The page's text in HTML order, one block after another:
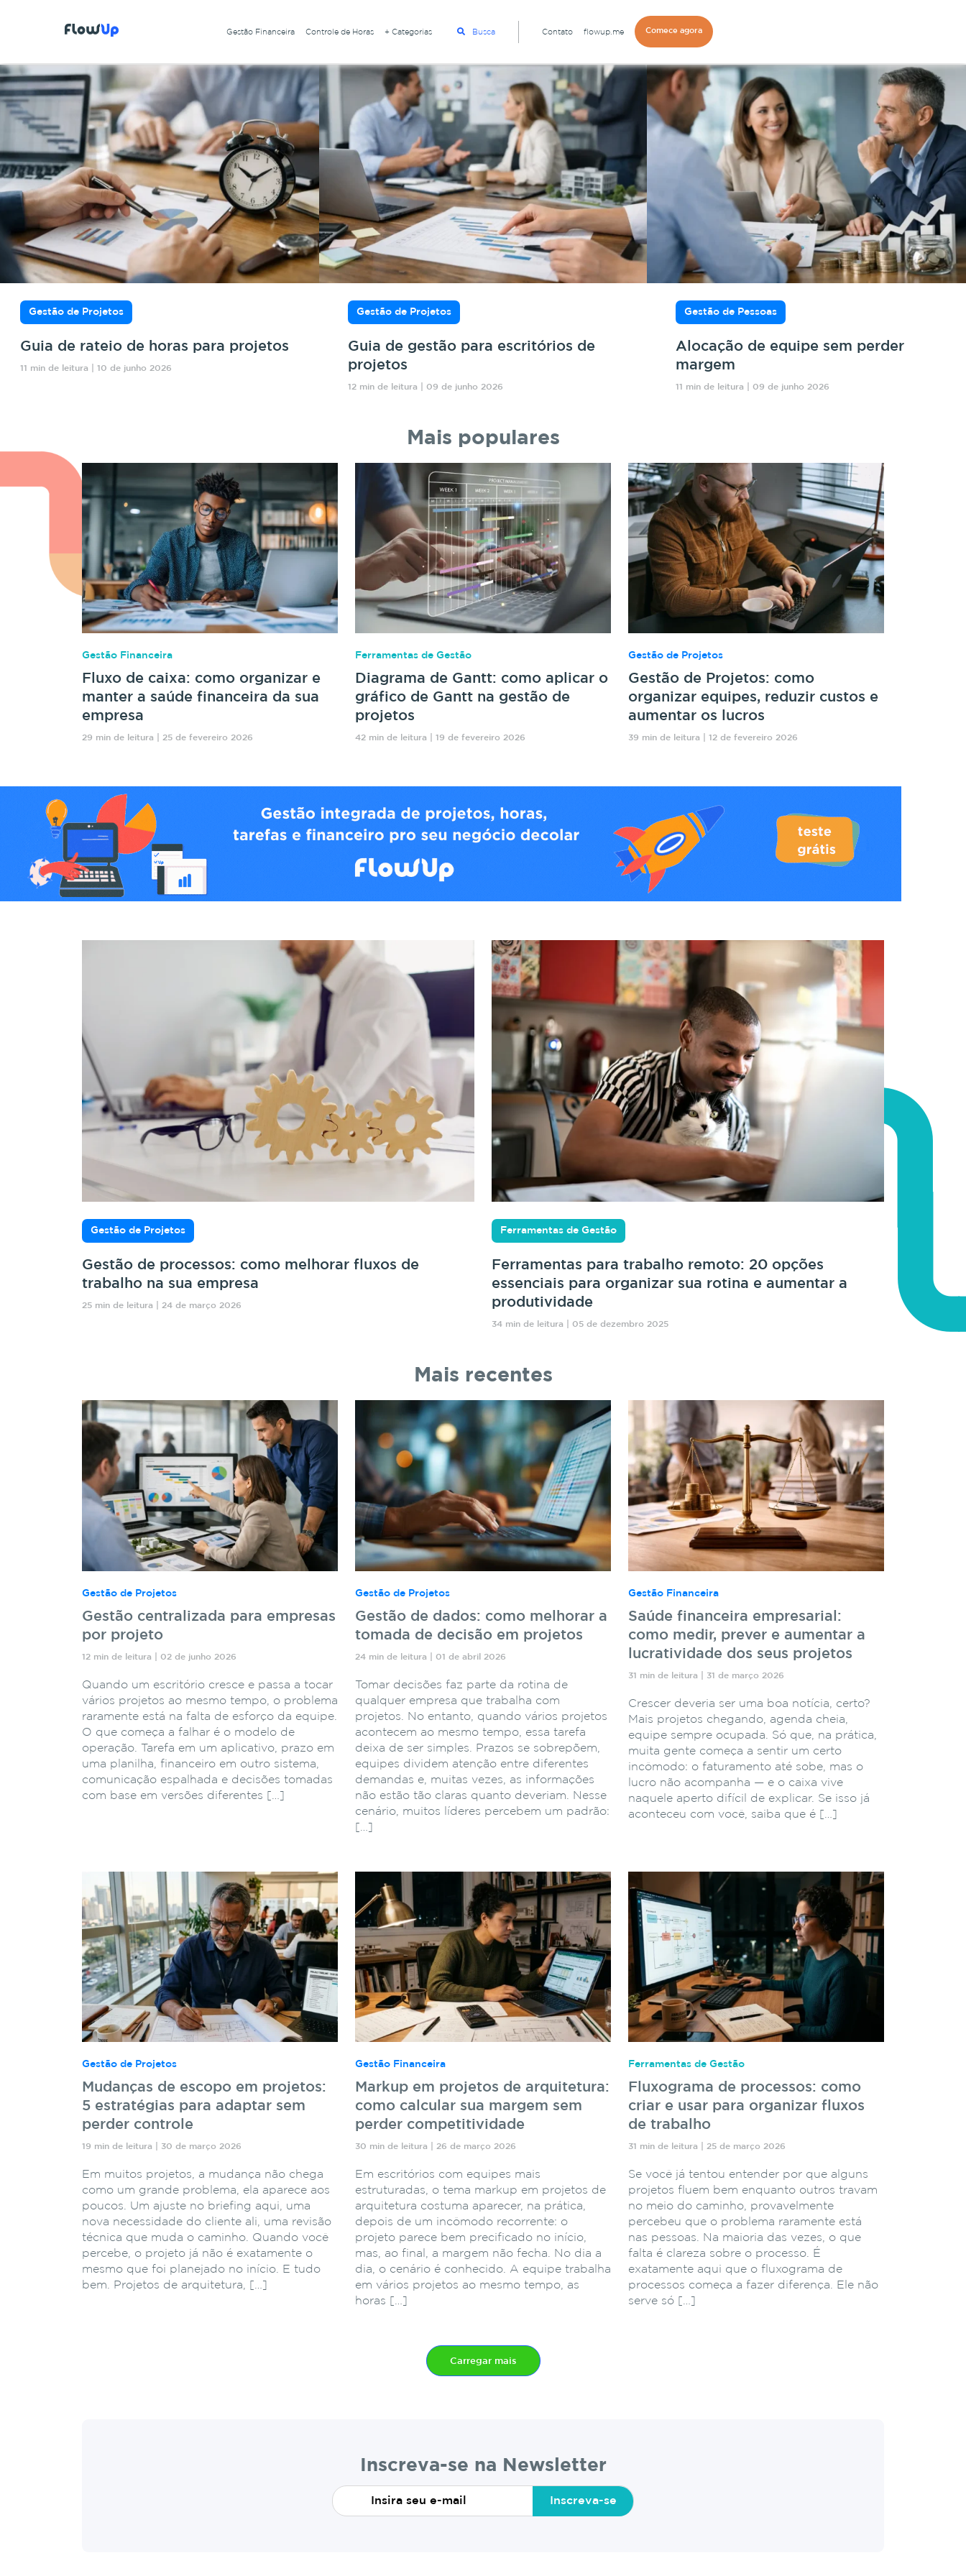
Gestão Financeira Controle de Horas + Categorias Busca Contato flowup.me Comece agora
Gestão de Projetos
Guia de rateio de horas para projetos
11 min de leitura | 10 de junho 2026
Gestão de Projetos
Guia de gestão para escritórios de
projetos
12 min de leitura | 09 de junho 2026
Gestão de Pessoas
Alocação de equipe sem perder
margem
11 min de leitura | 09 de junho 2026
Mais populares
Gestão Financeira
Fluxo de caixa: como organizar e
manter a saúde financeira da sua
empresa
29 min de leitura | 25 de fevereiro 2026
Ferramentas de Gestão
Diagrama de Gantt: como aplicar o
gráfico de Gantt na gestão de
projetos
42 min de leitura | 19 de fevereiro 2026
Gestão de Projetos
Gestão de Projetos: como
organizar equipes, reduzir custos e
aumentar os lucros
39 min de leitura | 12 de fevereiro 2026
Gestão de Projetos
Gestão de processos: como melhorar fluxos de
trabalho na sua empresa
25 min de leitura | 24 de março 2026
Ferramentas de Gestão
Ferramentas para trabalho remoto: 20 opções
essenciais para organizar sua rotina e aumentar a
produtividade
34 min de leitura | 05 de dezembro 2025
Mais recentes
Gestão de Projetos
Gestão centralizada para empresas
por projeto
12 min de leitura | 02 de junho 2026
Quando um escritório cresce e passa a tocar
vários projetos ao mesmo tempo, o problema
raramente está na falta de esforço da equipe.
O que começa a falhar é o modelo de
operação. Tarefa em um aplicativo, prazo em
uma planilha, financeiro em outro sistema,
comunicação espalhada e decisões tomadas
com base em versões diferentes […]
Gestão de Projetos
Gestão de dados: como melhorar a
tomada de decisão em projetos
24 min de leitura | 01 de abril 2026
Tomar decisões faz parte da rotina de
qualquer empresa que trabalha com
projetos. No entanto, quando vários projetos
acontecem ao mesmo tempo, essa tarefa
deixa de ser simples. Prazos se sobrepõem,
equipes dividem atenção entre diferentes
demandas e, muitas vezes, as informações
não estão tão claras quanto deveriam. Nesse
cenário, muitos líderes percebem um padrão:
[…]
Gestão Financeira
Saúde financeira empresarial:
como medir, prever e aumentar a
lucratividade dos seus projetos
31 min de leitura | 31 de março 2026
Crescer deveria ser uma boa notícia, certo?
Mais projetos chegando, agenda cheia,
equipe sempre ocupada. Só que, na prática,
muita gente começa a sentir um certo
incômodo: o faturamento até sobe, mas o
lucro não acompanha — e o caixa vive
naquele aperto difícil de explicar. Se isso já
aconteceu com você, saiba que é […]
Gestão de Projetos
Mudanças de escopo em projetos:
5 estratégias para adaptar sem
perder controle
19 min de leitura | 30 de março 2026
Em muitos projetos, a mudança não chega
como um grande problema, ela aparece aos
poucos. Um ajuste no briefing aqui, uma
nova necessidade do cliente ali, uma revisão
técnica que muda o caminho. Quando você
percebe, o projeto já não é exatamente o
mesmo que foi planejado no início. E tudo
bem. Projetos de arquitetura, […]
Gestão Financeira
Markup em projetos de arquitetura:
como calcular sua margem sem
perder competitividade
30 min de leitura | 26 de março 2026
Em escritórios com equipes mais
estruturadas, o tema markup em projetos de
arquitetura costuma aparecer, na prática,
depois de um incômodo recorrente: o
projeto parece bem precificado no início,
mas, ao final, a margem não fecha. No dia a
dia, o cenário é conhecido. A equipe trabalha
em vários projetos ao mesmo tempo, as
horas […]
Ferramentas de Gestão
Fluxograma de processos: como
criar e usar para organizar fluxos
de trabalho
31 min de leitura | 25 de março 2026
Se você já tentou entender por que alguns
projetos fluem bem enquanto outros travam
no meio do caminho, provavelmente
percebeu que o problema raramente está
nas pessoas. Na maioria das vezes, o que
falta é clareza sobre o processo. É
exatamente aqui que o fluxograma de
processos começa a fazer diferença. Ele não
serve só […]
Carregar mais
Inscreva-se na Newsletter
Inscreva-se